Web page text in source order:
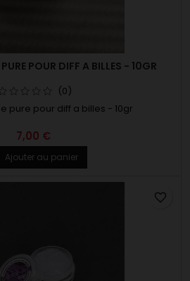
POUR DIFF A BILLES - 10GR
(0)
pure pour diff a billes - 10gr
7,00 €
Ajouter au panier
favorite_border